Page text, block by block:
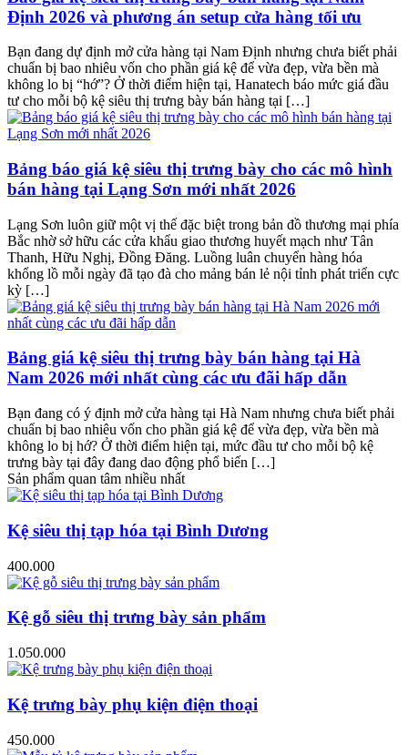
Định 2026 và phương án setup cửa hàng tối ưu
Bạn đang dự định mở cửa hàng tại Nam Định nhưng chưa biết phải
chuẩn bị bao nhiêu vốn cho phần giá kệ để vừa đẹp, vừa bền mà
không lo bị “hớ”? Ở thời điểm hiện tại, Hanatech báo mức giá đầu
tư cho mỗi bộ kệ siêu thị trưng bày bán hàng tại […]
Bảng báo giá kệ siêu thị trưng bày cho các mô hình
bán hàng tại Lạng Sơn mới nhất 2026
Lạng Sơn luôn giữ một vị thế đặc biệt trong bản đồ thương mại phía
Bắc nhờ sở hữu các cửa khẩu giao thương huyết mạch như Tân
Thanh, Hữu Nghị, Đồng Đăng. Luồng luân chuyển hàng hóa
khổng lồ mỗi ngày đã tạo đà cho mảng bán lẻ nội tỉnh phát triển cực
kỳ […]
Bảng giá kệ siêu thị trưng bày bán hàng tại Hà
Nam 2026 mới nhất cùng các ưu đãi hấp dẫn
Bạn đang có ý định mở cửa hàng tại Hà Nam nhưng chưa biết phải
chuẩn bị bao nhiêu vốn cho phần giá kệ để vừa đẹp, vừa bền mà
không lo bị hớ? Ở thời điểm hiện tại, mức đầu tư cho mỗi bộ kệ
trưng bày tại đây đang dao động phổ biến […]
Sản phẩm quan tâm nhiều nhất
Kệ siêu thị tạp hóa tại Bình Dương
400.000
Kệ gỗ siêu thị trưng bày sản phẩm
1.050.000
Kệ trưng bày phụ kiện điện thoại
450.000